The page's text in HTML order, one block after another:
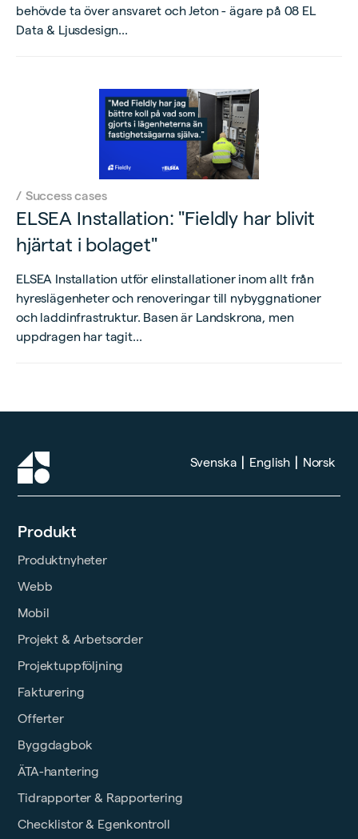
behövde ta över ansvaret och Jeton - ägare på 08 EL
Data & Ljusdesign...
/ Success cases
ELSEA Installation: "Fieldly har blivit
hjärtat i bolaget"
ELSEA Installation utför elinstallationer inom allt från
hyreslägenheter och renoveringar till nybyggnationer
och laddinfrastruktur. Basen är Landskrona, men
uppdragen har tagit...
Svenska | English | Norsk
Produkt
Produktnyheter
Webb
Mobil
Projekt & Arbetsorder
Projektuppföljning
Fakturering
Offerter
Byggdagbok
ÄTA-hantering
Tidrapporter & Rapportering
Checklistor & Egenkontroll